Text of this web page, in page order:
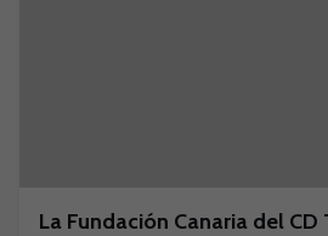
La Fundación Canaria del CD